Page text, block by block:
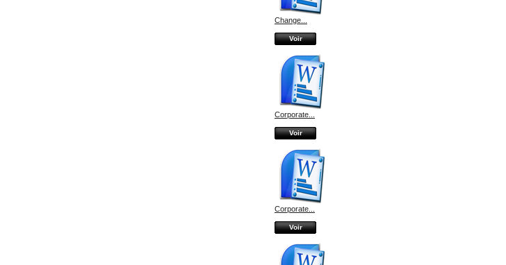
Change...
Voir
Corporate...
Voir
Corporate...
Voir